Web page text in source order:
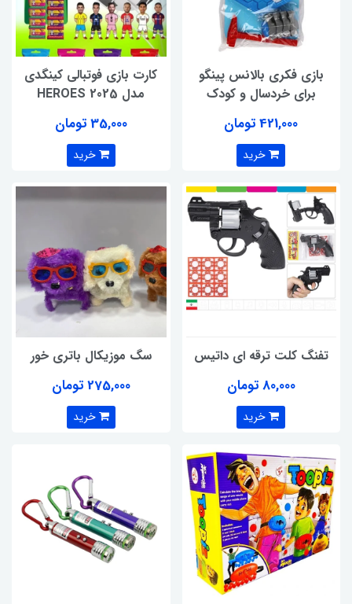
بازی فکری بالانس پینگو
برای خردسال و کودک
421,000 تومان
خرید
کارت بازی فوتبالی کینگدی
مدل HEROES 2025
35,000 تومان
خرید
تفنگ کلت ترقه ای داتیس
80,000 تومان
خرید
سگ موزیکال باتری خور
275,000 تومان
خرید